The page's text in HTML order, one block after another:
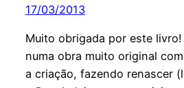
17/03/2013
Muito obrigada por este
numa obra muito original
a criação, fazendo renascer